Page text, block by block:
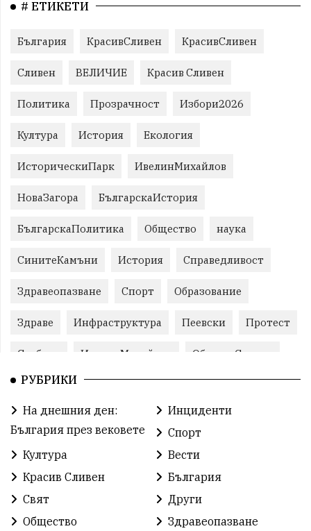
# ЕТИКЕТИ
България КрасивСливен КрасивСливен
Сливен ВЕЛИЧИЕ Красив Сливен
Политика Прозрачност Избори2026
Култура История Екология
ИсторическиПарк ИвелинМихайлов
НоваЗагора БългарскаИстория
БългарскаПолитика Общество наука
СинитеКамъни История Справедливост
Здравеопазване Спорт Образование
Здраве Инфраструктура Пеевски Протест
Свобода ИвелинМихайлов ОбщинаСливен
Карандила
РадостинВасилев ЛекаАтлетика МЕЧ
ХристоИлиев БългарскоЗемеделие
КироБрейка БългарскиСпорт София
земеделие
РУБРИКИ
На днешния ден:
България през вековете
Инциденти
Спорт
Култура
Вести
Красив Сливен
България
Свят
Други
Общество
Здравеопазване